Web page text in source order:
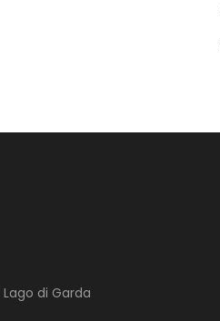
di Garda